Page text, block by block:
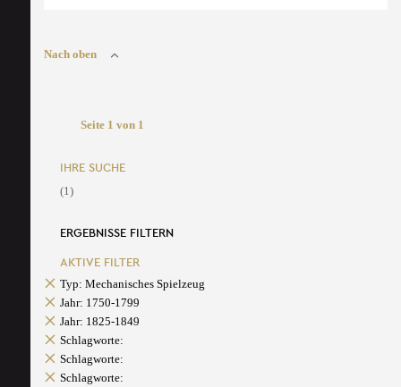
Nach oben
Seite 1 von 1
IHRE SUCHE
(1)
ERGEBNISSE FILTERN
AKTIVE FILTER
Typ: Mechanisches Spielzeug
Jahr: 1750-1799
Jahr: 1825-1849
Schlagworte:
Schlagworte:
Schlagworte: